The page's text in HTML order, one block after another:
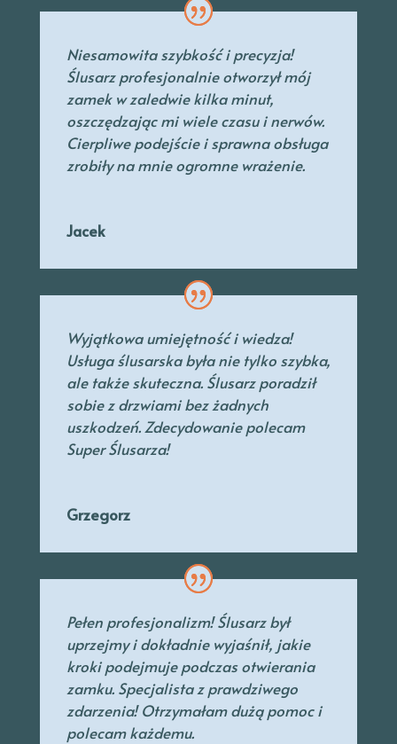
Niesamowita szybkość i precyzja!
Ślusarz profesjonalnie otworzył mój
zamek w zaledwie kilka minut,
oszczędzając mi wiele czasu i nerwów.
Cierpliwe podejście i sprawna obsługa
zrobiły na mnie ogromne wrażenie.
Jacek
Wyjątkowa umiejętność i wiedza!
Usługa ślusarska była nie tylko szybka,
ale także skuteczna. Ślusarz poradził
sobie z drzwiami bez żadnych
uszkodzeń. Zdecydowanie polecam
Super Ślusarza!
Grzegorz
Pełen profesjonalizm! Ślusarz był
uprzejmyi dokładnie wyjaśnił, jakie
kroki podejmuje podczas otwierania
zamku. Specjalistaz prawdziwego
zdarzenia! Otrzymałam dużą pomoc i
polecam każdemu.